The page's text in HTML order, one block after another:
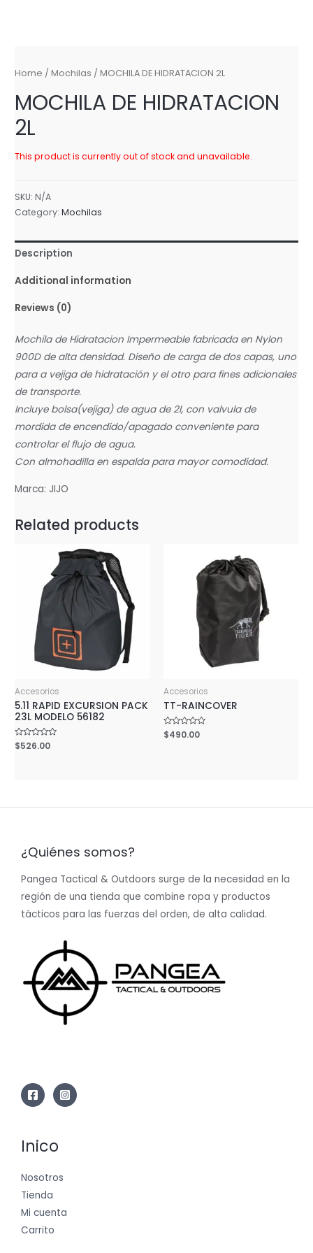
Home / Mochilas / MOCHILA DE HIDRATACION 2L
MOCHILA DE HIDRATACION
2L
This product is currently out of stock and unavailable.
SKU:N/A
Category:Mochilas
Description
Additional information
Reviews (0)
Mochila de Hidratacion Impermeable fabricada en Nylon
900D de alta densidad. Diseño de carga de dos capas, uno
para a vejiga de hidratación y el otro para fines adicionales
de transporte.
Incluye bolsa(vejiga) de agua de 2l, con valvula de
mordida de encendido/apagado conveniente para
controlar el flujo de agua.
Con almohadilla en espalda para mayor comodidad.
Marca: JIJO
Related products
Accesorios
5.11 RAPID EXCURSION PACK
23L MODELO 56182
Rated
0
$526.00
Accesorios
TT-RAINCOVER
Rated
0
$490.00
¿Quiénes somos?
Pangea Tactical & Outdoors surge de la necesidad en la
región de una tienda que combine ropa y productos
tácticos para las fuerzas del orden, de alta calidad.
Inico
Nosotros
Tienda
Mi cuenta
Carrito